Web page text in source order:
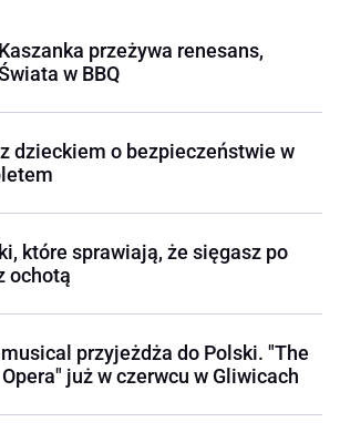
przeżywa renesans,
w BBQ
dzieckiem o bezpieczeństwie w
które sprawiają, że sięgasz po
ochotą
przyjeżdża do Polski. "The
już w czerwcu w Gliwicach